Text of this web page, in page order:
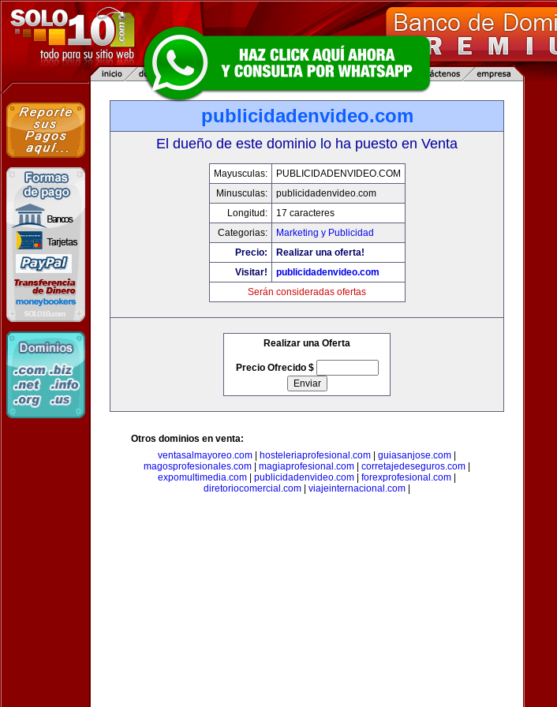
publicidadenvideo.com
El dueño de este dominio lo ha puesto en Venta
Mayusculas:
PUBLICIDADENVIDEO.COM
Minusculas:
publicidadenvideo.com
Longitud:
17 caracteres
Categorias:
Marketing y Publicidad
Precio:
Realizar una oferta!
Visitar!
publicidadenvideo.com
Serán consideradas ofertas
Realizar una Oferta
Precio Ofrecido $
Otros dominios en venta:
ventasalmayoreo.com
hosteleriaprofesional.com guiasanjose.com
magosprofesionales.com
magiaprofesional.com corretajedeseguros.com
expomultimedia.com
publicidadenvideo.com forexprofesional.com
diretoriocomercial.com
viajeinternacional.com